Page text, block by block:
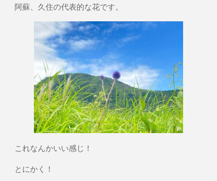
阿蘇、久住の代表的な花です。
これなんかいい感じ！
とにかく！